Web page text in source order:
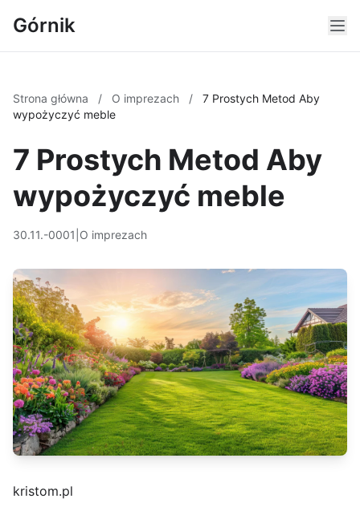
Górnik
Strona główna / O imprezach /
7 Prostych Metod Aby
wypożyczyć meble
7 Prostych Metod Aby
wypożyczyć meble
30.11.-0001 O imprezach
kristom.pl